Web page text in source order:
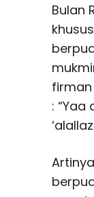
Bulan
firman
: